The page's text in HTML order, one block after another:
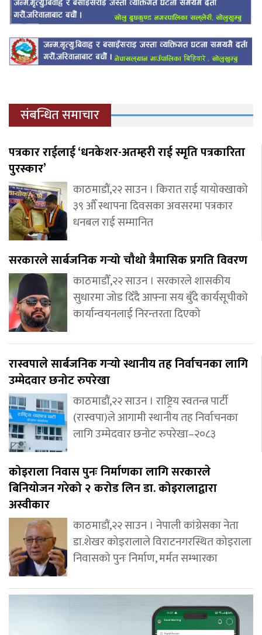
संबन्धित समाचार
पत्रकार राईलाई ‘धनकेशर-अतम्हरी राई स्मृति पत्रकारिता
पुरस्कार’
काठमाडौं,२२ साउन । किरात राई यायोक्खाको
३९ औँ स्थापना दिवसका अवसरमा पत्रकार
धनबल राई सम्मानित
सरकारले सार्बजनिक गर्‍यो चौथो त्रैमासिक प्रगति विवरण
काठमाडौँ,२२ साउन । सरकारले शासकीय
सुधारमा जोड दिँदै आफ्ना सय बुँदे कार्यसूचीको
कार्यान्वयनलाई निरन्तरता दिएको
रास्वपाले सार्बजनिक गर्‍यो स्थानीय तह निर्वाचनका लागि
उम्मेदवार छनोट रुपरेखा
काठमाडौं,२२ साउन । राष्ट्रिय स्वतन्त्र पार्टी
(रास्वपा)ले आगामी स्थानीय तह निर्वाचनका
लागि उम्मेदवार छनोट रुपरेखा–२०८३
कोइराला निवास पुनः निर्माणका लागि सरकारले
बिनियोजन गरेको २ करोड लिन डा. कोइरालाद्वारा
अस्वीकार
काठमाडौं,२२ साउन । नेपाली कांग्रेसका नेता
डा.शेखर कोइरालाले विराटनगरस्थित कोइराला
निवासको पुनः निर्माण, मर्मत सम्भारका